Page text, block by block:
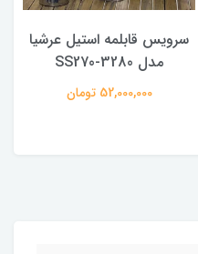
سرویس قابلمه استیل عرشیا
مدل SS270-3280
52,000,000 تومان